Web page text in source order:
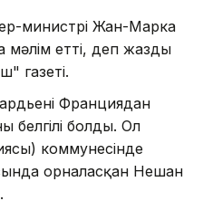
министрі Жан-Марка
етті, деп жазды
газеті.
Франциядан
белгілі болды. Ол
коммунесінде
орналасқан Нешан